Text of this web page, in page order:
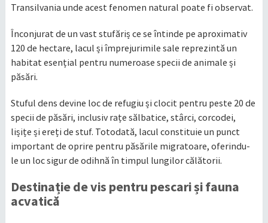
Transilvania unde acest fenomen natural poate fi observat.
Înconjurat de un vast stufăriș ce se întinde pe aproximativ
120 de hectare, lacul și împrejurimile sale reprezintă un
habitat esențial pentru numeroase specii de animale și
păsări.
Stuful dens devine loc de refugiu și clocit pentru peste 20 de
specii de păsări, inclusiv rațe sălbatice, stârci, corcodei,
lișițe și ereți de stuf. Totodată, lacul constituie un punct
important de oprire pentru păsările migratoare, oferindu-
le un loc sigur de odihnă în timpul lungilor călătorii.
Destinație de vis pentru pescari și fauna
acvatică